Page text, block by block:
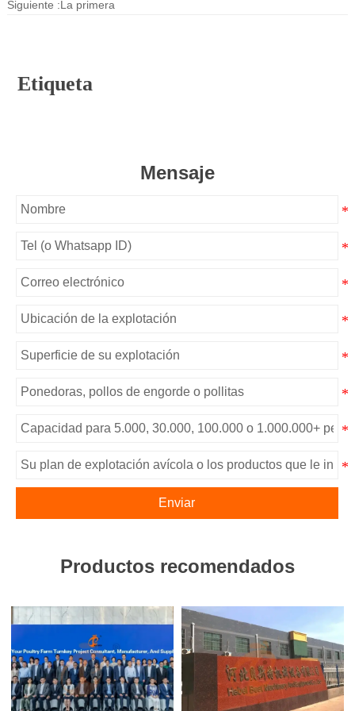
Siguiente :La primera
Etiqueta
Mensaje
Enviar
Productos recomendados